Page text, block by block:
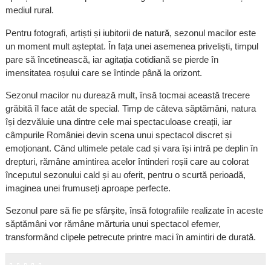
mediul rural.
Pentru fotografi, artiști și iubitorii de natură, sezonul macilor este
un moment mult așteptat. În fața unei asemenea priveliști, timpul
pare să încetinească, iar agitația cotidiană se pierde în
imensitatea roșului care se întinde până la orizont.
Sezonul macilor nu durează mult, însă tocmai această trecere
grăbită îl face atât de special. Timp de câteva săptămâni, natura
își dezvăluie una dintre cele mai spectaculoase creații, iar
câmpurile României devin scena unui spectacol discret și
emoționant. Când ultimele petale cad și vara își intră pe deplin în
drepturi, rămâne amintirea acelor întinderi roșii care au colorat
începutul sezonului cald și au oferit, pentru o scurtă perioadă,
imaginea unei frumuseți aproape perfecte.
Sezonul pare să fie pe sfârșite, însă fotografiile realizate în aceste
săptămâni vor rămâne mărturia unui spectacol efemer,
transformând clipele petrecute printre maci în amintiri de durată.